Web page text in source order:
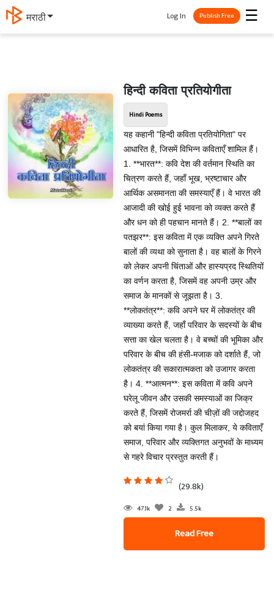
मराठी ☰
Log In Publish Free
हिन्दी कविता प्रतियोगीता
Hindi Poems
यह कहानी "हिन्दी कविता प्रतियोगिता" पर
आधारित है, जिसमें विभिन्न कविताएँ शामिल हैं।
1. **भारत**: कवि देश की वर्तमान स्थिति का
चित्रण करते हैं, जहाँ भूख, भ्रष्टाचार और
आर्थिक असमानता की समस्याएँ हैं। वे भारत की
आजादी की खोई हुई भावना को व्यक्त करते हैं
और धन को ही पहचान मानते हैं। 2. **बालों का
पतझर**: इस कविता में एक व्यक्ति अपने गिरते
बालों की व्यथा को सुनाता है। वह बालों के गिरने
को लेकर अपनी चिंताओं और हास्यप्रद स्थितियों
का वर्णन करता है, जिसमें वह अपनी उम्र और
समाज के मानकों से जूझता है। 3.
**लोकतंत्र**: कवि अपने घर में लोकतंत्र की
व्याख्या करते हैं, जहाँ परिवार के सदस्यों के बीच
सत्ता का खेल चलता है। वे बच्चों की भूमिका और
परिवार के बीच की हंसी-मजाक को दर्शाते हैं, जो
लोकतंत्र की सकारात्मकता को उजागर करता
है। 4. **आत्मन**: इस कविता में कवि अपने
घरेलू जीवन और उसकी समस्याओं का जिक्र
करते हैं, जिसमें रोजमर्रा की चीज़ों की जद्दोजहद
को बयां किया गया है। कुल मिलाकर, ये कविताएँ
समाज, परिवार और व्यक्तिगत अनुभवों के माध्यम
से गहरे विचार प्रस्तुत करती हैं।
(29.8k)
47.1k 2 5.5k
Read Free